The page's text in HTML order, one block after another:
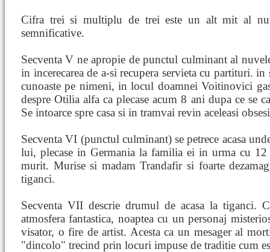
Cifra trei si multiplu de trei este un alt mit al
semnificative.
Secventa V ne apropie de punctul culminant al
in incerecarea de a-si recupera servieta cu partituri.
cunoaste pe nimeni, in locul doamnei Voitinovici
despre Otilia alfa ca plecase acum 8 ani dupa ce se
Se intoarce spre casa si in tramvai revin aceleasi
Secventa VI (punctul culminant) se petrece acasa
lui, plecase in Germania la familia ei in urma cu
murit. Murise si madam Trandafir si foarte
tiganci.
Secventa VII descrie drumul de acasa la tiganci.
atmosfera fantastica, noaptea cu un personaj
visator, o fire de artist. Acesta ca un mesager al
"dincolo" trecind prin locuri impuse de traditie cum